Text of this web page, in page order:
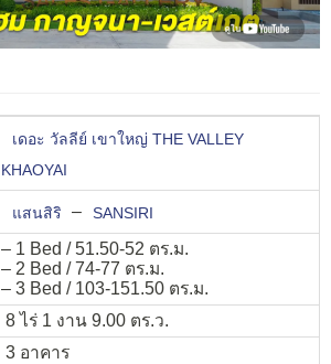
เดอะ วัลลีย์ เขาใหญ่ THE VALLEY
KHAOYAI
แสนสิริ – SANSIRI
– 1 Bed / 51.50-52 ตร.ม.
– 2 Bed / 74-77 ตร.ม.
– 3 Bed / 103-151.50 ตร.ม.
8 ไร่ 1 งาน 9.00 ตร.ว.
3 อาคาร